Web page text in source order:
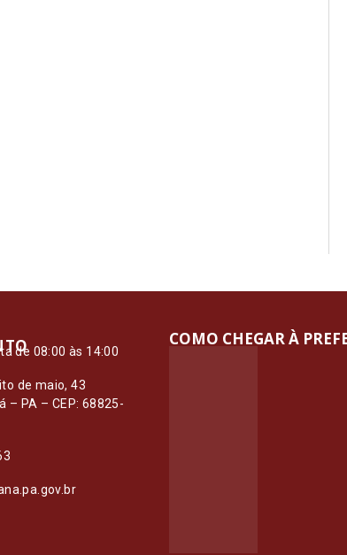
de 08:00 às 14:00
de maio, 43
– PA – CEP: 68825-
COMO CHEGAR À